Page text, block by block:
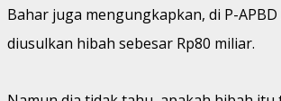
Bahar juga mengungkapkan, di P-APBD
diusulkan hibah sebesar Rp80 miliar.